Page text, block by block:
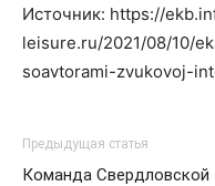
Источник: https://
leisure.ru/2021/08/10/
soavtorami-zvukovoj-
Предыдущая статья
Команда Свердловской